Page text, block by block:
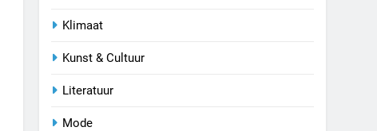
Klimaat
Kunst & Cultuur
Literatuur
Mode